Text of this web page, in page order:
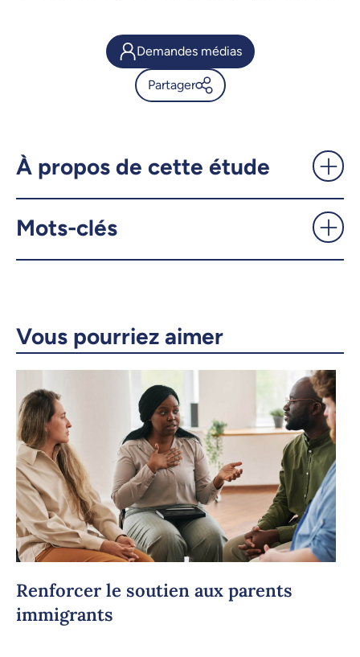
Demandes médias
Partager
À propos de cette étude
Mots-clés
Vous pourriez aimer
Renforcer le soutien aux parents
immigrants